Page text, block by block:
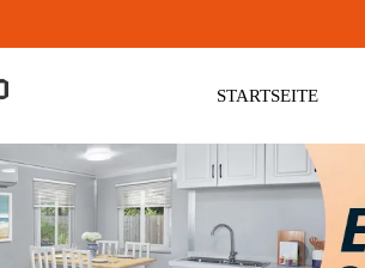
STARTSEITE